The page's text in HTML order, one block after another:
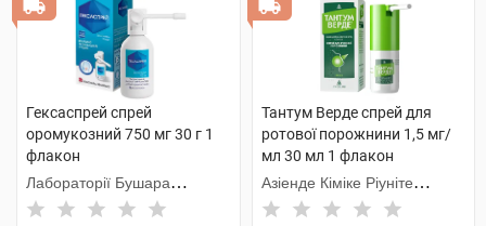
Гексаспрей спрей
оромукозний 750 мг 30 г 1
флакон
Лабораторії Бушара
Рекордаті
Тантум Верде спрей для
ротової порожнини 1,5 мг/
мл 30 мл 1 флакон
Азіенде Кіміке Ріуніте
Анжеліні Франческо